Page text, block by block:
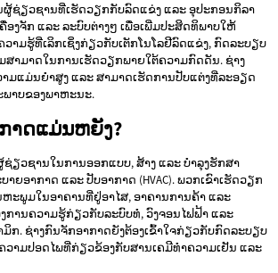
ຊ່ຽວຊານທີ່ເຮັດວຽກກັບລົດແຂ່ງ ແລະ ອຸປະກອນກິລາ
ອງຈັກ ແລະ ລະບົບຕ່າງໆ ເພື່ອເພີ່ມປະສິດທິພາບໃຫ້
າມຮູ້ທີ່ເລິກເຊິ່ງກ່ຽວກັບເຕັກໂນໂລຢີລົດແຂ່ງ, ກົດລະບຽບ
ສາມາດໃນການເຮັດວຽກພາຍໃຕ້ຄວາມກົດດັນ. ຊ່າງ
ມແມ່ນຍຳສູງ ແລະ ສາມາດເຮັດການປັບແຕ່ງທີ່ລະອຽດ
ພາບຂອງພາຫະນະ.
າດແມ່ນຫຍັງ?
ຽວຊານໃນການອອກແບບ, ສ້າງ ແລະ ບຳລຸງຮັກສາ
າຍອາກາດ ແລະ ປັບອາກາດ (HVAC). ພວກເຂົາເຮັດວຽກ
ະພູມໃນອາຄານທີ່ຢູ່ອາໄສ, ອາຄານການຄ້າ ແລະ
ການຄວາມຮູ້ກ່ຽວກັບລະບົບທໍ່, ວົງຈອນໄຟຟ້າ ແລະ
ກ. ຊ່າງກົນຈັກອາກາດຍັງຕ້ອງເຂົ້າໃຈກ່ຽວກັບກົດລະບຽບ
ວາມປອດໄພທີ່ກ່ຽວຂ້ອງກັບສານເຄມີທຳຄວາມເຢັນ ແລະ